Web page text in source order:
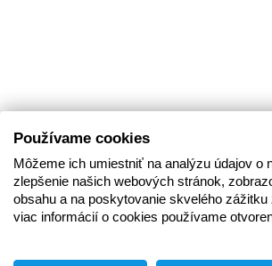
Používame cookies
Môžeme ich umiestniť na analýzu údajov o
zlepšenie našich webových stránok,
obsahu a na poskytovanie skvelého
viac informácií o cookies používame